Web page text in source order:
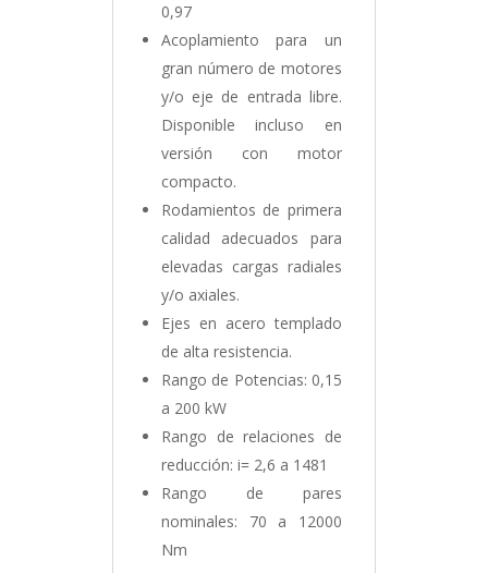
0,97
Acoplamiento para un
gran número de motores
y/o eje de entrada libre.
Disponible incluso en
versión con motor
compacto.
Rodamientos de primera
calidad adecuados para
elevadas cargas radiales
y/o axiales.
Ejes en acero templado
de alta resistencia.
Rango de Potencias: 0,15
a 200 kW
Rango de relaciones de
reducción: i= 2,6 a 1481
Rango de pares
nominales: 70 a 12000
Nm